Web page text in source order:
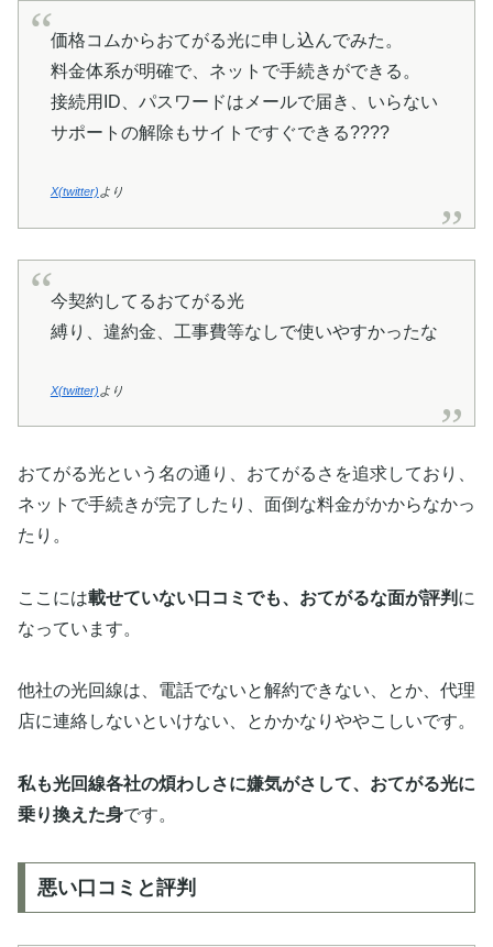
価格コムからおてがる光に申し込んでみた。
料金体系が明確で、ネットで手続きができる。
接続用ID、パスワードはメールで届き、いらない
サポートの解除もサイトですぐできる????
X(twitter) より
今契約してるおてがる光
縛り、違約金、工事費等なしで使いやすかったな
X(twitter) より
おてがる光という名の通り、おてがるさを追求しており、
ネットで手続きが完了したり、面倒な料金がかからなかっ
たり。
ここには載せていない口コミでも、おてがるな面が評判 に
なっています。
他社の光回線は、電話でないと解約できない、とか、代理
店に連絡しないといけない、とかかなりややこしいです。
私も光回線各社の煩わしさに嫌気がさして、おてがる光に
乗り換えた身です。
悪い口コミと評判